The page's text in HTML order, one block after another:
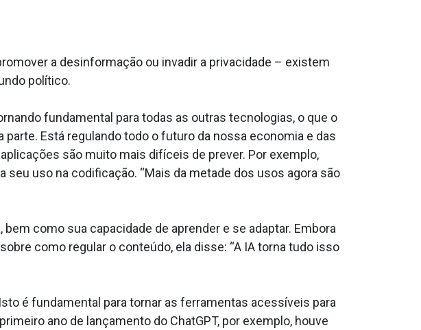
a desinformação ou invadir a privacidade – existem
político.
fundamental para todas as outras tecnologias, o que o
Está regulando todo o futuro da nossa economia e das
são muito mais difíceis de prever. Por exemplo,
seu uso na codificação. “Mais da metade dos usos agora são
como sua capacidade de aprender e se adaptar. Embora
como regular o conteúdo, ela disse: “A IA torna tudo isso
é fundamental para tornar as ferramentas acessíveis para
ano de lançamento do ChatGPT, por exemplo, houve